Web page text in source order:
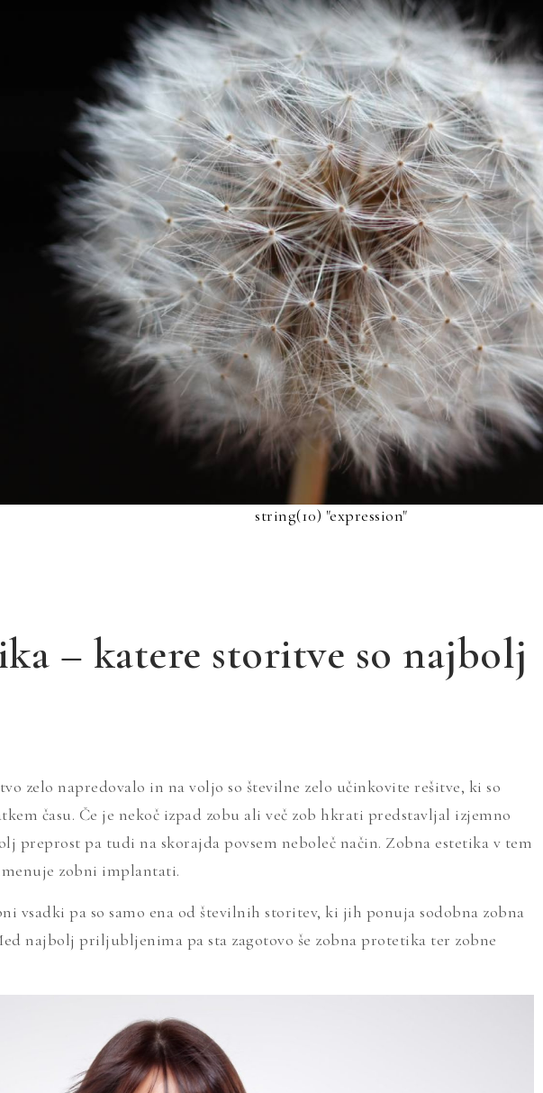
string(10) "expression"
– katere storitve so najbolj
zelo napredovalo in na voljo so številne zelo učinkovite rešitve, ki so
času. Če je nekoč izpad zobu ali več zob hkrati predstavljal izjemno
preprost pa tudi na skorajda povsem neboleč način. Zobna estetika v tem
zobni implantati.
vsadki pa so samo ena od številnih storitev, ki jih ponuja sodobna zobna
najbolj priljubljenima pa sta zagotovo še zobna protetika ter zobne